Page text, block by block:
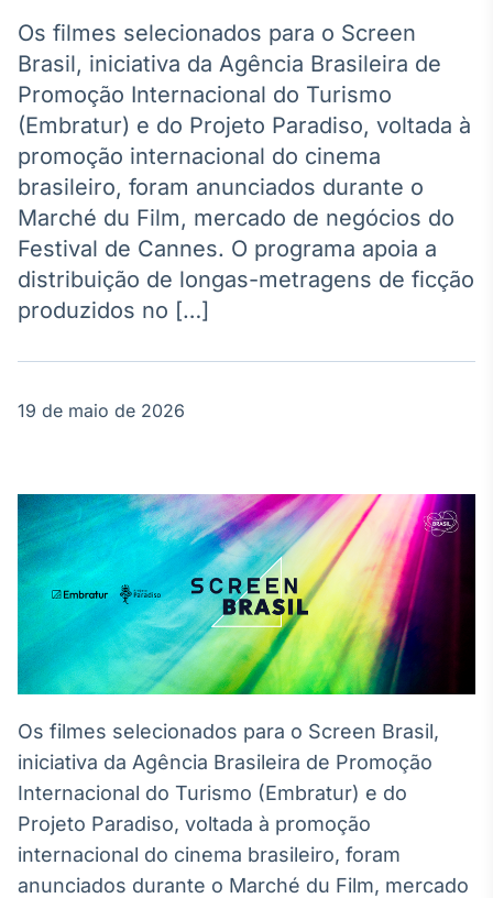
Agro
Tudo sobre o
agronegócio
Broadcast
Político
Os bastidores da
tempo real
Energia
Broadcast
White Label
Plataforma para
conteúdos
personalizados
Soluções de Dados
e Conteúdos
Broadcast
OTC
Plataforma para
negociação de
ativos
Broadcast
Datafeed
APIs para
Os filmes selecionados para o Screen
Brasil, iniciativa da Agência Brasileira de
Promoção Internacional do Turismo
(Embratur) e do Projeto Paradiso, voltada à
promoção internacional do cinema
brasileiro, foram anunciados durante o
Marché du Film, mercado de negócios do
Festival de Cannes. O programa apoia a
distribuição de longas-metragens de ficção
produzidos no […]
19 de maio de 2026
Os filmes selecionados para o Screen Brasil,
iniciativa da Agência Brasileira de Promoção
Internacional do Turismo (Embratur) e do
Projeto Paradiso, voltada à promoção
internacional do cinema brasileiro, foram
anunciados durante o Marché du Film, mercado